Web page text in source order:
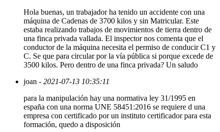
Hola buenas, un trabajador ha tenido un accidente con una
máquina de Cadenas de 3700 kilos y sin Matricular. Este
estaba realizando trabajos de movimientos de tierra dentro de
una finca privada vallada. El inspector nos comenta que el
conductor de la máquina necesita el permiso de conducir C1 y
C. Se que para circular por la vía pública si porque excede de
3500 kilos. Pero dentro de una finca privada? Un saludo
joan - 2021-07-13 10:35:11
para la manipulación hay una normativa ley 31/1995 en
españa con una norma UNE 58451:2016 se requiere d una
empresa con certificado por un instituto certificador para esta
formación, quedo a disposición